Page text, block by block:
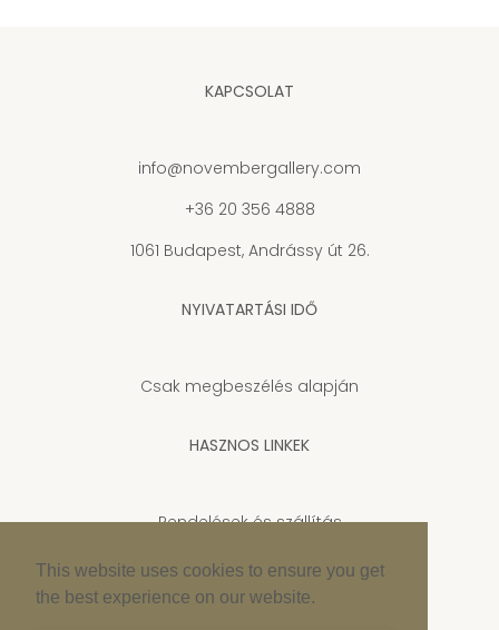
This website uses cookies to ensure you get
the best experience on our website.
KAPCSOLAT
info@novembergallery.com
+36 20 356 4888
1061 Budapest, Andrássy út 26.
NYIVATARTÁSI IDŐ
Csak megbeszélés alapján
HASZNOS LINKEK
Rendelések és szállítás
Adatkezelési tájékoztató
Cookie szabályzat